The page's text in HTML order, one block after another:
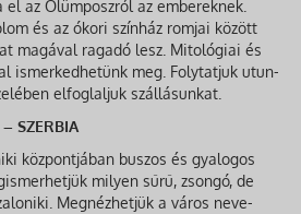
az Olümposzról az embereknek.
és az ókori színház romjai között
magával ragadó lesz. Mitológiai és
ismerkedhetünk meg. Folytatjuk utun­
elfoglaljuk szállásunkat.
SZERBIA
központjában buszos és gyalogos
milyen sűrű, zsongó, de
Megnézhetjük a város neve­